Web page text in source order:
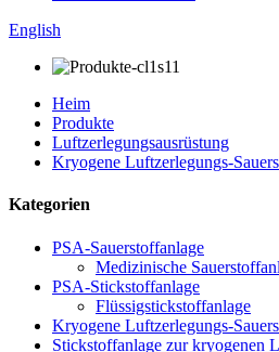
English
Heim
Produkte
Luftzerlegungsausrüstung
Kryogene Luftzerlegungs-
Kategorien
PSA-Sauerstoffanlage
Medizinische
PSA-Stickstoffanlage
Flüssigstickstoffanlage
Kryogene Luftzerlegungs-
Stickstoffanlage zur kryogenen